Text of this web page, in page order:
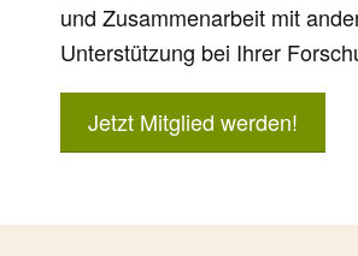
und Zusammenarbeit mit
Unterstützung bei Ihrer
Jetzt Mitglied werden!